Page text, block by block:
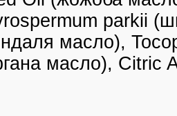
parkii
масло),
масло), Citric